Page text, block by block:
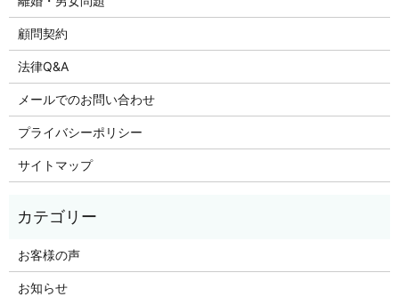
顧問契約
法律Q&A
メールでのお問い合わせ
プライバシーポリシー
サイトマップ
お客様の声
お知らせ